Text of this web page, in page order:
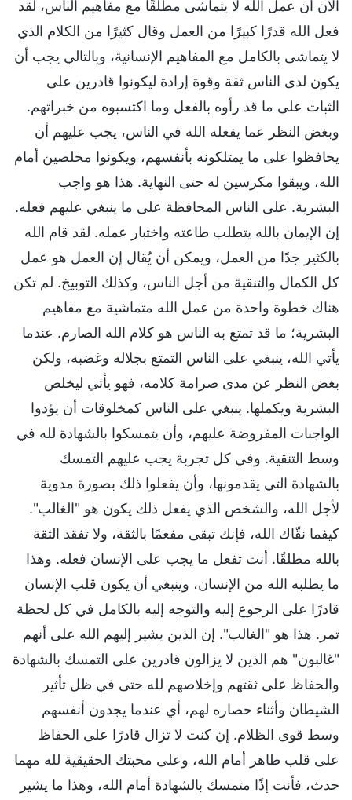
الآن أن عمل الله لا يتماشى مطلقًا مع مفاهيم الناس، لقد
فعل الله قدرًا كبيرًا من العمل وقال كثيرًا من الكلام الذي
لا يتماشى بالكامل مع المفاهيم الإنسانية، وبالتالي يجب أن
يكون لدى الناس ثقة وقوة إرادة ليكونوا قادرين على
الثبات على ما قد رأوه بالفعل وما اكتسبوه من خبراتهم.
وبغض النظر عما يفعله الله في الناس، يجب عليهم أن
يحافظوا على ما يمتلكونه بأنفسهم، ويكونوا مخلصين أمام
الله، ويبقوا مكرسين له حتى النهاية. هذا هو واجب
البشرية. على الناس المحافظة على ما ينبغي عليهم فعله.
إن الإيمان بالله يتطلب طاعته واختبار عمله. لقد قام الله
بالكثير جدًا من العمل، ويمكن أن يُقال إن العمل هو عمل
كل الكمال والتنقية من أجل الناس، وكذلك التوبيخ. لم تكن
هناك خطوة واحدة من عمل الله متماشية مع مفاهيم
البشرية؛ ما قد تمتع به الناس هو كلام الله الصارم. عندما
يأتي الله، ينبغي على الناس التمتع بجلاله وغضبه، ولكن
بغض النظر عن مدى صرامة كلامه، فهو يأتي ليخلص
البشرية ويكملها. ينبغي على الناس كمخلوقات أن يؤدوا
الواجبات المفروضة عليهم، وأن يتمسكوا بالشهادة لله في
وسط التنقية. وفي كل تجربة يجب عليهم التمسك
بالشهادة التي يقدمونها، وأن يفعلوا ذلك بصورة مدوية
لأجل الله، والشخص الذي يفعل ذلك يكون هو "الغالب".
كيفما نقّاك الله، فإنك تبقى مفعمًا بالثقة، ولا تفقد الثقة
بالله مطلقًا. أنت تفعل ما يجب على الإنسان فعله. وهذا
ما يطلبه الله من الإنسان، وينبغي أن يكون قلب الإنسان
قادرًا على الرجوع إليه والتوجه إليه بالكامل في كل لحظة
تمر. هذا هو "الغالب". إن الذين يشير إليهم الله على أنهم
"غالبون" هم الذين لا يزالون قادرين على التمسك بالشهادة
والحفاظ على ثقتهم وإخلاصهم لله حتى في ظل تأثير
الشيطان وأثناء حصاره لهم، أي عندما يجدون أنفسهم
وسط قوى الظلام. إن كنت لا تزال قادرًا على الحفاظ
على قلب طاهر أمام الله، وعلى محبتك الحقيقية لله مهما
حدث، فأنت إذًا متمسك بالشهادة أمام الله، وهذا ما يشير